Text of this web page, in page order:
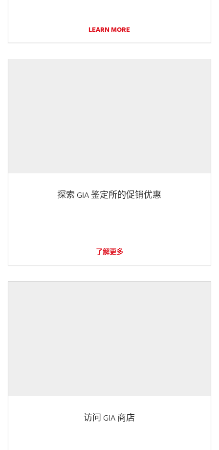
LEARN MORE
探索 GIA 鉴定所的促销优惠
了解更多
访问 GIA 商店